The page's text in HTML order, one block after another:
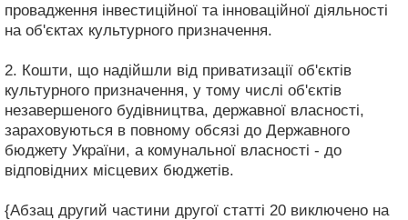
провадження інвестиційної та інноваційної діяльності
на об'єктах культурного призначення.
2. Кошти, що надійшли від приватизації об'єктів
культурного призначення, у тому числі об'єктів
незавершеного будівництва, державної власності,
зараховуються в повному обсязі до Державного
бюджету України, а комунальної власності - до
відповідних місцевих бюджетів.
{Абзац другий частини другої статті 20 виключено на